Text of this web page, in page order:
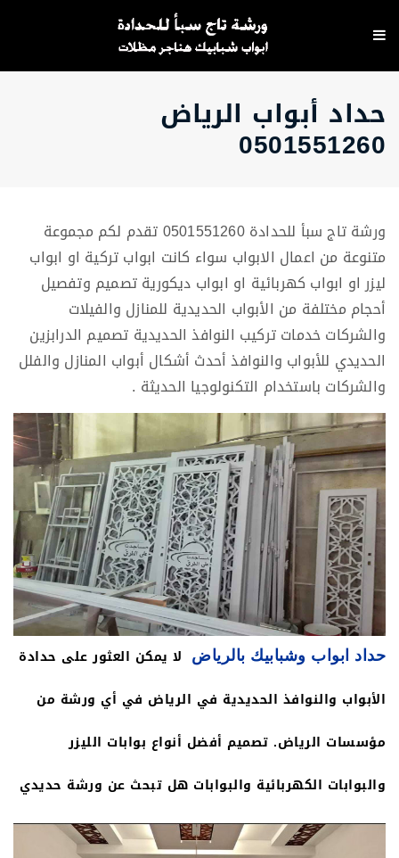
حداد أبواب الرياض
0501551260
ورشة تاج سبأ للحدادة 0501551260 تقدم لكم مجموعة
متنوعة من اعمال الابواب سواء كانت ابواب تركية او ابواب
ليزر او ابواب كهربائية او ابواب ديكورية تصميم وتفصيل
أحجام مختلفة من الأبواب الحديدية للمنازل والفيلات
والشركات خدمات تركيب النوافذ الحديدية تصميم الدرابزين
الحديدي للأبواب والنوافذ أحدث أشكال أبواب المنازل والفلل
والشركات باستخدام التكنولوجيا الحديثة .
حداد ابواب وشبابيك بالرياض
لا يمكن العثور على حدادة
الأبواب والنوافذ الحديدية في الرياض في أي ورشة من
مؤسسات الرياض. تصميم أفضل أنواع بوابات الليزر
والبوابات الكهربائية والبوابات هل تبحث عن ورشة حديدي
للأبواب والشبابيك بالرياض ، حدادين ممتازين لدرابزين